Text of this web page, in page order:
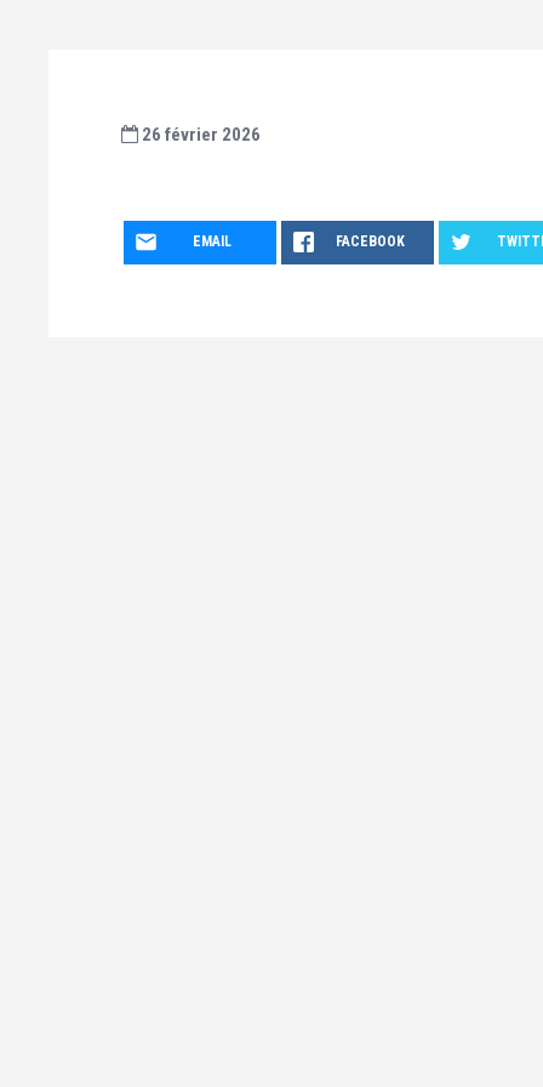
26 février 2026
EMAIL FACEBOOK